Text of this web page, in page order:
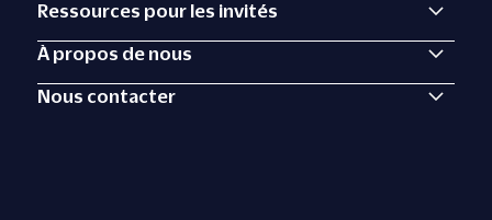
Ressources pour les invités
À propos de nous
Nous contacter